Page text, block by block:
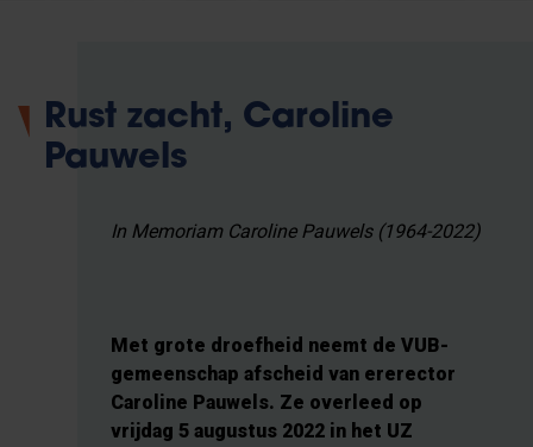
Rust zacht, Caroline
Pauwels
In Memoriam Caroline Pauwels (1964-2022)
Met grote droefheid neemt de VUB-
gemeenschap afscheid van ererector
Caroline Pauwels. Ze overleed op
vrijdag 5 augustus 2022 in het UZ